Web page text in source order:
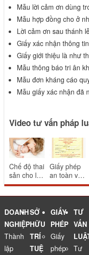
Mẫu lời cảm ơn dùng
Mẫu hợp đồng cho ở
Lời cảm ơn sau thánh
Giấy xác nhận thông
Giấy giới thiệu là như
Mẫu thông báo tri ân
Mẫu đơn kháng cáo
Mẫu giấy xác nhận đã
Video tư vấn pháp
Chế độ thai
sản cho lao
động nữ
Giấy phép
an toàn vệ
sinh thực
ăn uống
DOANH
NGHIỆP
Thành
lập
SỞ
HỮU
TRÍ
TUỆ
GIẤY
PHÉP
Giấy
phép
TƯ
VẤN
Tư